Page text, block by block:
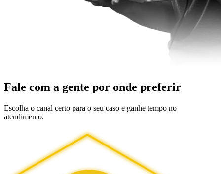
Fale com a gente por onde preferir
Escolha o canal certo para o seu caso e ganhe tempo no
atendimento.